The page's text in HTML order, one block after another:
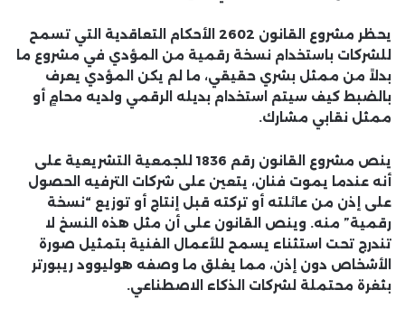
يحظر مشروع القانون 2602 الأحكام التعاقدية التي تسمح
للشركات باستخدام نسخة رقمية من المؤدي في مشروع ما
بدلاً من ممثل بشري حقيقي، ما لم يكن المؤدي يعرف
بالضبط كيف سيتم استخدام بديله الرقمي ولديه محامٍ أو
ممثل نقابي مشارك.
ينص مشروع القانون رقم 1836 للجمعية التشريعية على
أنه عندما يموت فنان، يتعين على شركات الترفيه الحصول
على إذن من عائلته أو تركته قبل إنتاج أو توزيع “نسخة
رقمية” منه. وينص القانون على أن مثل هذه النسخ لا
تندرج تحت استثناء يسمح للأعمال الفنية بتمثيل صورة
الأشخاص دون إذن، مما يغلق ما وصفه هوليوود ريبورتر
بثغرة محتملة لشركات الذكاء الاصطناعي.